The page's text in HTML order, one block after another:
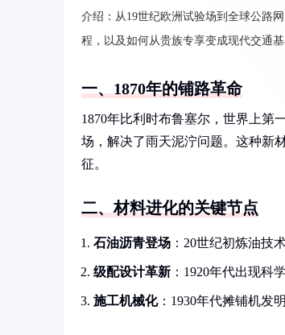
介绍： 从19世纪欧洲试验场到全球公路
程，以及如何从贵族专享变成现代交通基
一、1870年的铺路革命
1870年比利时布鲁塞尔，世界上第
场，解决了雨天泥泞问题。这种新
征。
二、材料进化的关键节点
石油沥青登场 ：20世纪初炼油技
级配设计革新 ：1920年代出现科
施工机械化：1930年代摊铺机发